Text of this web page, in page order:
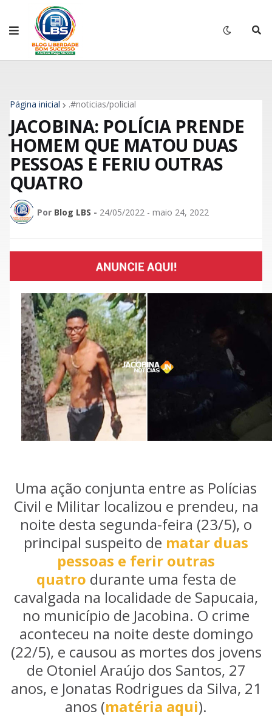
Página inicial .#noticias/policial
JACOBINA: POLÍCIA PRENDE
HOMEM QUE MATOU DUAS
PESSOAS E FERIU OUTRAS
QUATRO
Por Blog LBS - 24/05/2022 - maio 24, 2022
Uma ação conjunta entre as Polícias
Civil e Militar localizou e prendeu, na
noite desta segunda-feira (23/5), o
principal suspeito de matar duas
pessoas e ferir outras
quatro durante uma festa de
cavalgada na localidade de Sapucaia,
no município de Jacobina. O crime
aconteceu na noite deste domingo
(22/5), e causou as mortes dos jovens
de Otoniel Araújo dos Santos, 27
anos, e Jonatas Rodrigues da Silva, 21
anos (matéria aqui).